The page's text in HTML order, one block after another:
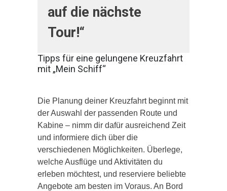
auf die nächste
Tour!“
Tipps für eine gelungene Kreuzfahrt
mit „Mein Schiff“
Die Planung deiner Kreuzfahrt beginnt mit
der Auswahl der passenden Route und
Kabine – nimm dir dafür ausreichend Zeit
und informiere dich über die
verschiedenen Möglichkeiten. Überlege,
welche Ausflüge und Aktivitäten du
erleben möchtest, und reserviere beliebte
Angebote am besten im Voraus. An Bord